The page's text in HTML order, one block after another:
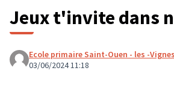
Jeux t'invite dans
Ecole primaire Saint-Ouen - les -Vignes
03/06/2024 11:18